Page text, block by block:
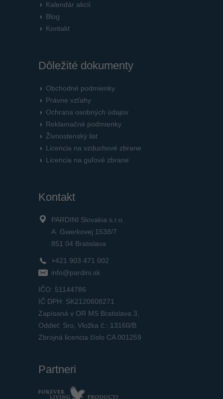
Kalendár akcií
Blog
Kontakt
Dôležité dokumenty
Obchodné podmienky
Právne vzťahy
Ochrana osobných údajov
Reklamačné podmienky
Živnostenský list
Licencia na vzduchové zbrane
Licencia na guľové zbrane
Kontakt
PARDINI Slovakia s.r.o.
A. Gwerkovej 1538/7
851 04 Bratislava
+421 903 471 002
info@pardini.sk
IČO: 51144786
IČ DPH: SK2120608271
Zapísaná v OR MS Bratislava 3,
Oddiel: Sro, Vložka č.: 13160/B
Zbrojná licencia číslo CA 001259
Partneri